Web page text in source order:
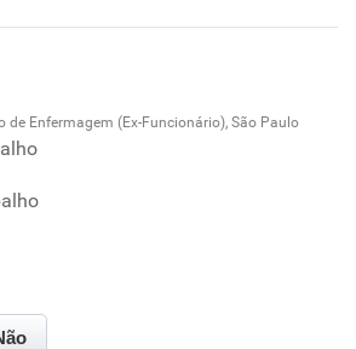
de Enfermagem (Ex-Funcionário), São Paulo